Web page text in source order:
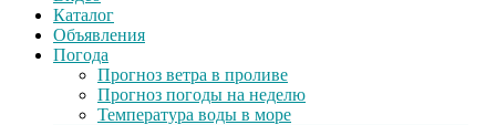
Каталог
Объявления
Погода
Прогноз ветра в проливе
Прогноз погоды на неделю
Температура воды в море